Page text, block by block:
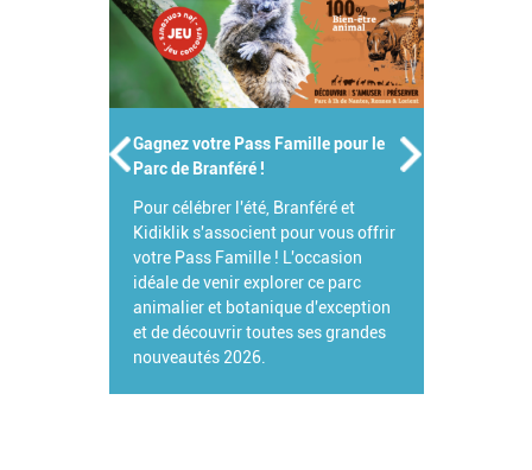
Gagnez votre Pass Famille pour le
Parc de Branféré !
Pour célébrer l'été, Branféré et
Kidiklik s'associent pour vous offrir
votre Pass Famille ! L'occasion
idéale de venir explorer ce parc
animalier et botanique d'exception
et de découvrir toutes ses grandes
nouveautés 2026.